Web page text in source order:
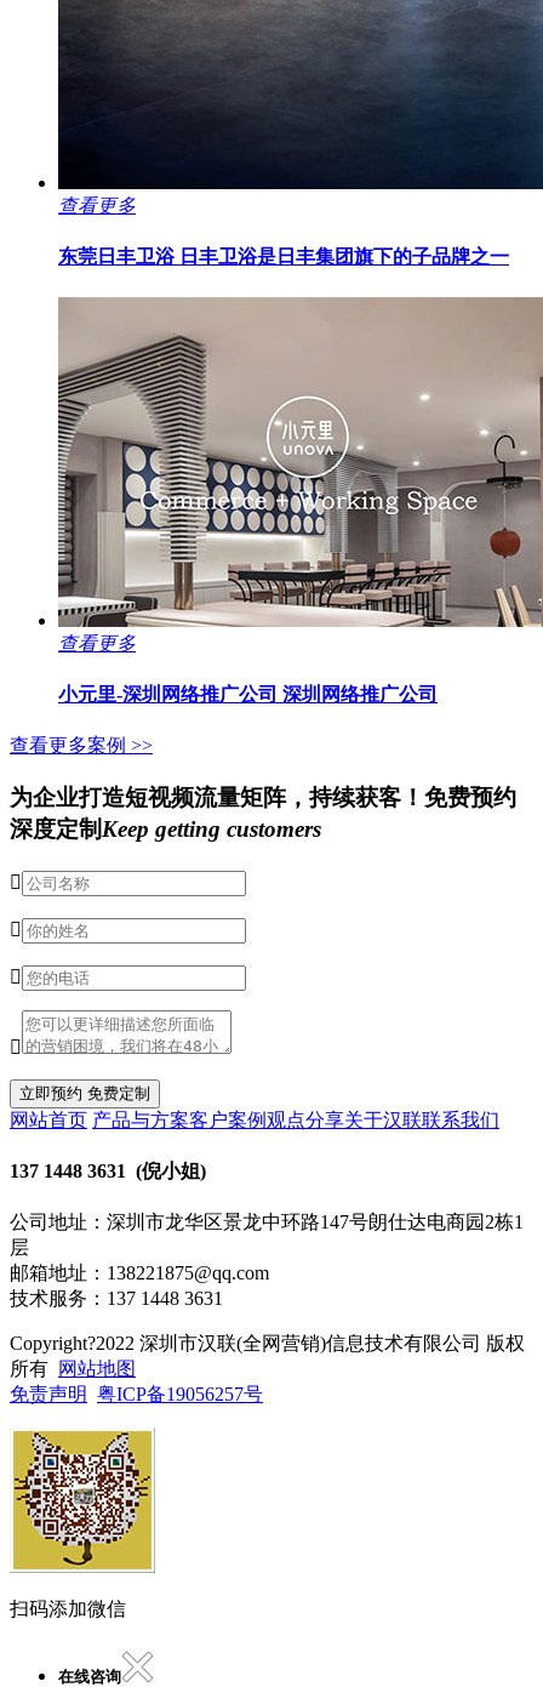
查看更多
东莞日丰卫浴 日丰卫浴是日丰集团旗下的子品牌之一
查看更多
小元里-深圳网络推广公司 深圳网络推广公司
查看更多案例 >>
为企业打造短视频流量矩阵， 持续获客！ 免费预约
深度定制 Keep getting customers




网站首页 产品与方案客户案例观点分享关于汉联联系我们
137 1448 3631 (倪小姐)
公司地址：深圳市龙华区景龙中环路147号朗仕达电商园2栋1
层
邮箱地址：138221875@qq.com
技术服务：137 1448 3631
Copyright?2022 深圳市汉联(全网营销)信息技术有限公司 版权
所有 网站地图
免责声明 粤ICP备19056257号
扫码添加微信
在线咨询